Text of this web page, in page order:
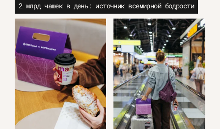
2 млрд чашек в день: источник всемирной бодрости